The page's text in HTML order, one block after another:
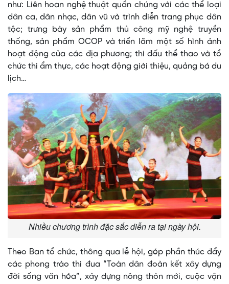
như: Liên hoan nghệ thuật quần chúng với các thể loại
dân ca, dân nhạc, dân vũ và trình diễn trang phục dân
tộc; trưng bày sản phẩm thủ công mỹ nghệ truyền
thống, sản phẩm OCOP và triển lãm một số hình ảnh
hoạt động của các địa phương; thi đấu thể thao và tổ
chức thi ẩm thực, các hoạt động giới thiệu, quảng bá du
lịch…
Nhiều chương trình đặc sắc diễn ra tại ngày hội.
Theo Ban tổ chức, thông qua lễ hội, góp phần thúc đẩy
các phong trào thi đua “Toàn dân đoàn kết xây dựng
đời sống văn hóa”, xây dựng nông thôn mới, cuộc vận